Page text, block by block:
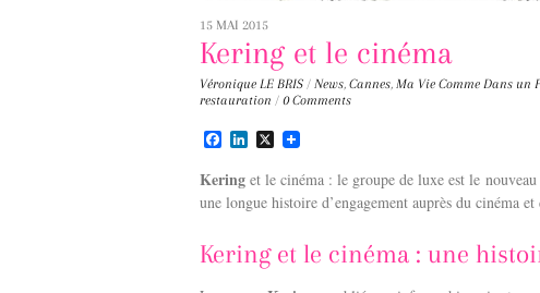
15 MAI 2015
Kering et le cinéma
Véronique LE BRIS / News, Cannes, Ma Vie Comme Dans un
restauration / 0 Comments
F
c
e
b
k
L
n
k
e
n
X
Kering et le cinéma : le groupe de luxe est le
une longue histoire d’engagement auprès du cinéma
Kering et le cinéma : une